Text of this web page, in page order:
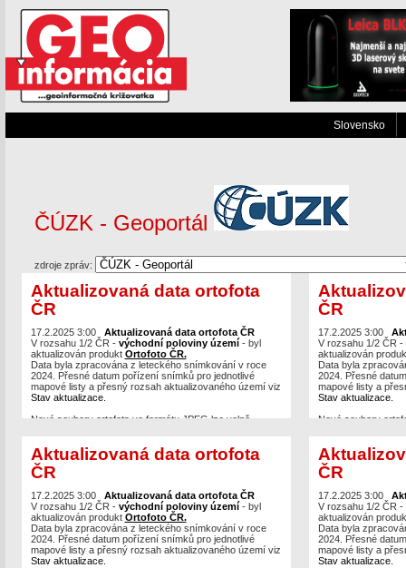
Slovensko
ČÚZK - Geoportál
zdroje zpráv:
Aktualizovaná data ortofota
ČR
17.2.2025 3:00 Aktualizovaná data ortofota ČR
V rozsahu 1/2 ČR - východní poloviny území- byl
aktualizován produkt Ortofoto ČR.
Data byla zpracována z leteckého snímkování v roce
2024. Přesné datum pořízení snímků pro jednotlivé
mapové listy a přesný rozsah aktualizovaného území viz
Stav aktualizace.
Nové soubory ortofota ve formátu JPEG lze volně
bezešvé mozaiky.
Prohlížecí služby Ortofoto
například v aplikacíchGeoprohlížečneboNahlížení do
KN.
ČR
17.2.2025 3:00
V rozsahu 1/2 ČR -
aktualizován
Data byla
2024. Přesné
mapové listy a
Stav aktualizace.
Nové soubory
bezešvé mozaiky.
Prohlížecí služby
například v
KN.
Aktualizovaná data ortofota
ČR
17.2.2025 3:00 Aktualizovaná data ortofota ČR
V rozsahu 1/2 ČR - východní poloviny území- byl
aktualizován produkt Ortofoto ČR.
Data byla zpracována z leteckého snímkování v roce
2024. Přesné datum pořízení snímků pro jednotlivé
mapové listy a přesný rozsah aktualizovaného území viz
Stav aktualizace.
ČR
17.2.2025 3:00
V rozsahu 1/2 ČR -
aktualizován
Data byla
2024. Přesné
mapové listy a
Stav aktualizace.